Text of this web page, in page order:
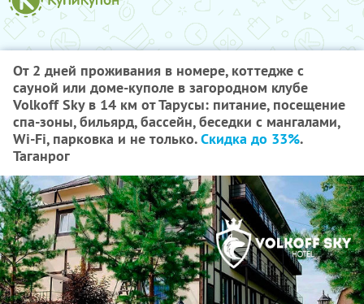
От 2 дней проживания в номере, коттедже с
сауной или доме-куполе в загородном клубе
Volkoff Sky в 14 км от Тарусы: питание, посещение
спа-зоны, бильярд, бассейн, беседки с мангалами,
Wi-Fi, парковка и не только.Скидка до 33%.
Таганрог